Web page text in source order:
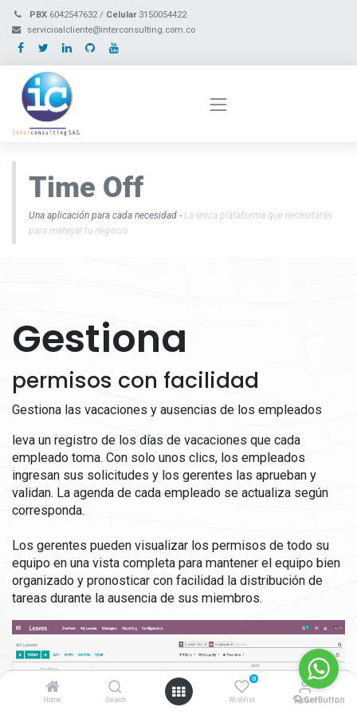
Home Search
0
Wishlist Account
PBX 6042547632 / Celular3150054422
servicioalcliente@interconsulting.com.co
Time Off
Una aplicación para cada necesidad - La única plataforma que necesitarás
para manejar tu negocio
Gestiona
permisos con facilidad
Gestiona las vacaciones y ausencias de los empleados
leva un registro de los días de vacaciones que cada
empleado toma. Con solo unos clics, los empleados
ingresan sus solicitudes y los gerentes las aprueban y
validan. La agenda de cada empleado se actualiza según
corresponda.
Los gerentes pueden visualizar los permisos de todo su
equipo en una vista completa para mantener el equipo bien
organizado y pronosticar con facilidad la distribución de
tareas durante la ausencia de sus miembros.